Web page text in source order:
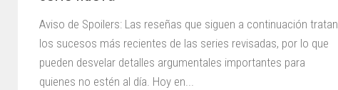
Aviso de Spoilers: Las reseñas que siguen a continuación tratan
los sucesos más recientes de las series revisadas, por lo que
pueden desvelar detalles argumentales importantes para
quienes no estén al día. Hoy en...